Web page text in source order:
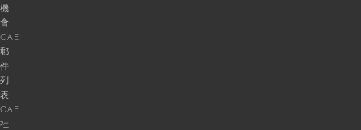
機
會
OAE
郵
件
列
表
OAE
社